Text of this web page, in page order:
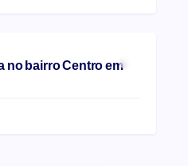
no bairro Centro em